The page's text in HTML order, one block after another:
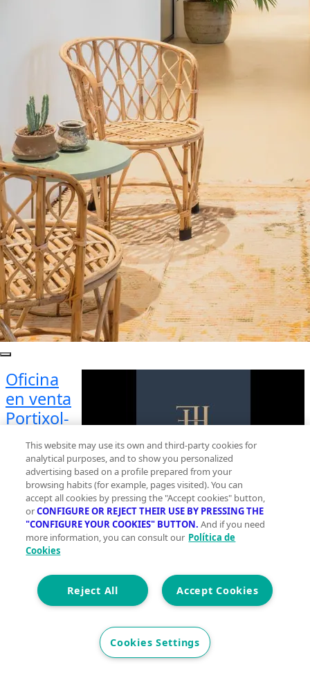
Oficina
en venta
Portixol-
Molinar,
Palma de
Mallorca
Planta 0
283 m2
Precio
975.000 €
This website may use its own and third-party cookies for
analytical purposes, and to show you personalized
advertising based on a profile prepared from your
browsing habits (for example, pages visited). You can
accept all cookies by pressing the "Accept cookies" button,
orCONFIGURE OR REJECT THEIR USE BY PRESSING THE
"CONFIGURE YOUR COOKIES" BUTTON. And if you need
more information, you can consult our Política de
Cookies
Accept Cookies
Reject All
Cookies Settings